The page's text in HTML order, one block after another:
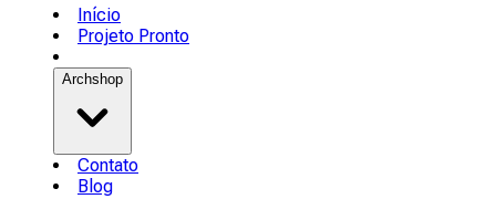
Início
Projeto Pronto
Archshop
Contato
Blog